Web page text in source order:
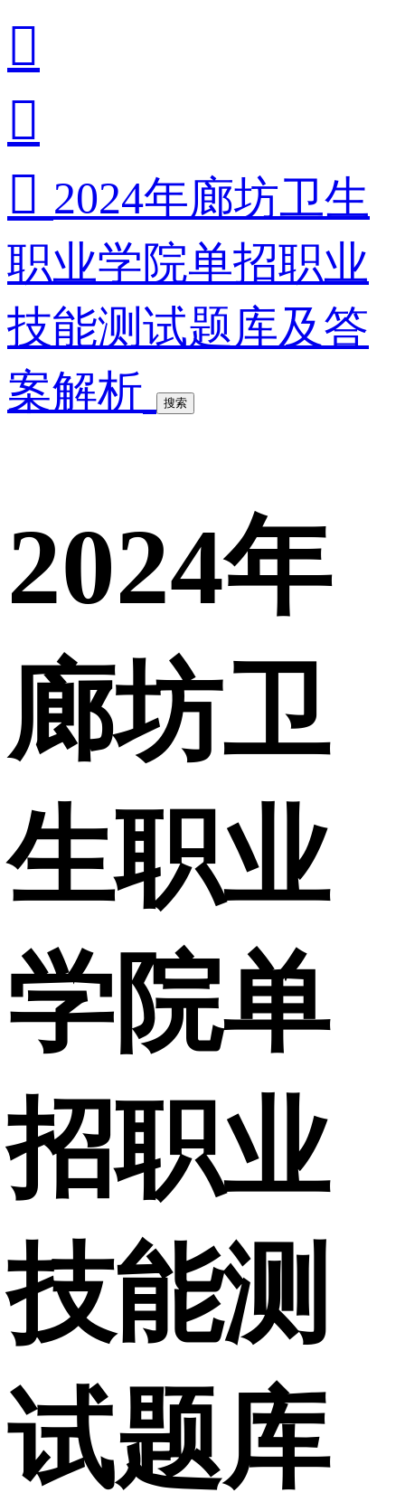


 2024年廊坊卫生
职业学院单招职业
技能测试题库及答
案解析
搜索
2024年
廊坊卫
生职业
学院单
招职业
技能测
试题库